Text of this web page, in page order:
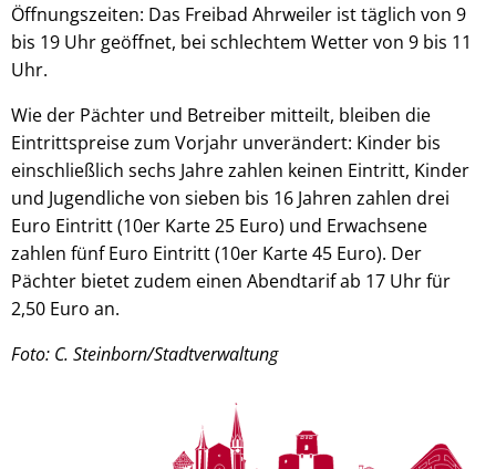
Öffnungszeiten: Das Freibad Ahrweiler ist täglich von 9
bis 19 Uhr geöffnet, bei schlechtem Wetter von 9 bis 11
Uhr.
Wie der Pächter und Betreiber mitteilt, bleiben die
Eintrittspreise zum Vorjahr unverändert: Kinder bis
einschließlich sechs Jahre zahlen keinen Eintritt, Kinder
und Jugendliche von sieben bis 16 Jahren zahlen drei
Euro Eintritt (10er Karte 25 Euro) und Erwachsene
zahlen fünf Euro Eintritt (10er Karte 45 Euro). Der
Pächter bietet zudem einen Abendtarif ab 17 Uhr für
2,50 Euro an.
Foto: C. Steinborn/Stadtverwaltung